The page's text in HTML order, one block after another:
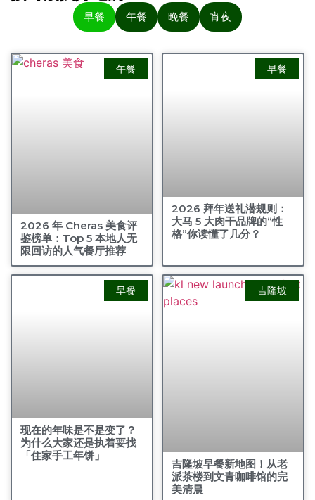
早餐 午餐 晚餐 宵夜
午餐
2026 年 Cheras 美食评
鉴榜单：Top 5 本地人无
限回访的人气餐厅推荐
早餐
2026 拜年送礼潜规则：
大马 5 大肉干品牌的“性
格”你读懂了几分？
早餐
现在的年味是不是变了？
为什么大家还是执着要找
「住家手工年饼」
吉隆坡
吉隆坡早餐新地图！从老
派茶楼到文青咖啡馆的完
美清晨